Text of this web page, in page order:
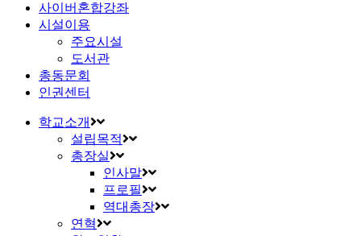
사이버혼합강좌
시설이용
주요시설
도서관
총동문회
인권센터
학교소개
설립목적
총장실
인사말
프로필
역대총장
연혁